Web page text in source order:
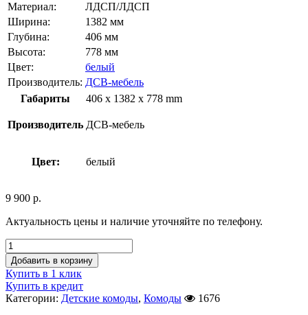
Материал:
ЛДСП/ЛДСП
Ширина:
1382 мм
Глубина:
406 мм
Высота:
778 мм
Цвет:
белый
Производитель: ДСВ-мебель
Габариты
406 x 1382 x 778 mm
Производитель ДСВ-мебель
Цвет: белый
9 900 р.
Актуальность цены и наличие уточняйте по телефону.
Добавить в корзину
Купить в 1 клик
Купить в кредит
Категории: Детские комоды, Комоды
1676